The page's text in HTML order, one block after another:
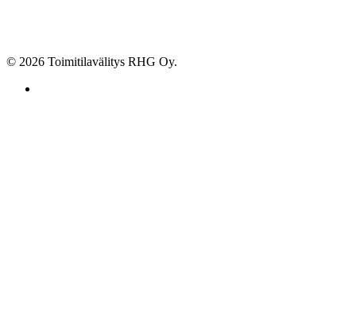
© 2026 Toimitilavälitys RHG Oy.